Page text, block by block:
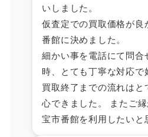
いしました。
仮査定での買取価格が良
番館に決めました。
細かい事を電話にて問合
時、とても丁寧な対応で
買取終了までの流れはと
心できました。 またご
宝市番館を利用したいと